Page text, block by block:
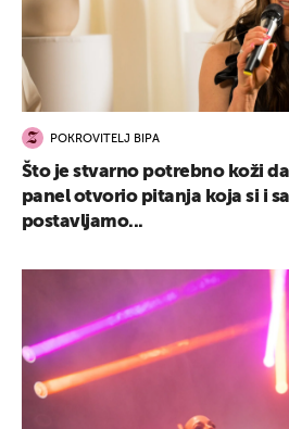
POKROVITELJ BIPA
Što je stvarno potrebno koži
panel otvorio pitanja koja si i
postavljamo...